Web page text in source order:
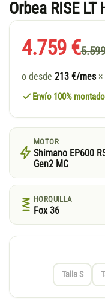
Orbea RISE
4.759 €
o desde 213 €/mes
Envío 100% montado
MOTOR
Shimano EP600
Gen2 MC
HORQUILLA
Fox 36
Talla S